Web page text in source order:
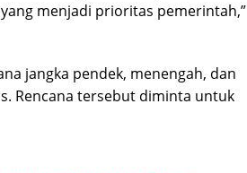
menjadi prioritas pemerintah,”
jangka pendek, menengah, dan
Rencana tersebut diminta untuk